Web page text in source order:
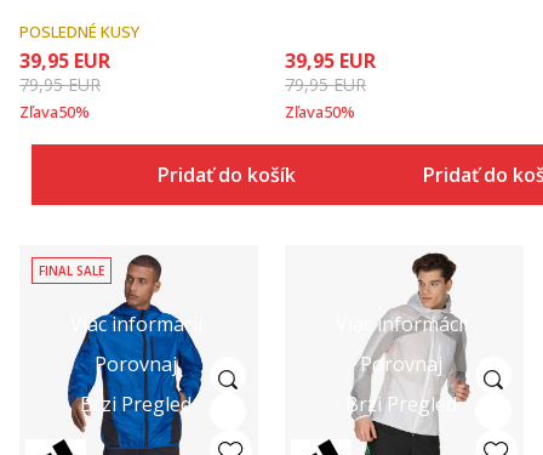
POSLEDNÉ KUSY
39,95 EUR
79,95EUR
Zľava50%
Pridať do košíka
39,95 EUR
79,95EUR
Zľava50%
Pridať do
Viac informácií
Porovnaj
Brzi Pregled
FINAL SALE
Viac informácií
Porovnaj
Brzi Pregled